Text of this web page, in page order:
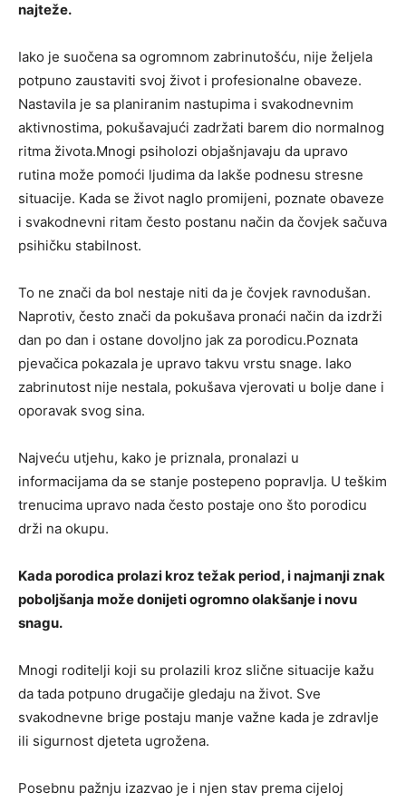
najteže.
Iako je suočena sa ogromnom zabrinutošću, nije željela
potpuno zaustaviti svoj život i profesionalne obaveze.
Nastavila je sa planiranim nastupima i svakodnevnim
aktivnostima, pokušavajući zadržati barem dio normalnog
ritma života.Mnogi psiholozi objašnjavaju da upravo
rutina može pomoći ljudima da lakše podnesu stresne
situacije. Kada se život naglo promijeni, poznate obaveze
i svakodnevni ritam često postanu način da čovjek sačuva
psihičku stabilnost.
To ne znači da bol nestaje niti da je čovjek ravnodušan.
Naprotiv, često znači da pokušava pronaći način da izdrži
dan po dan i ostane dovoljno jak za porodicu.Poznata
pjevačica pokazala je upravo takvu vrstu snage. Iako
zabrinutost nije nestala, pokušava vjerovati u bolje dane i
oporavak svog sina.
Najveću utjehu, kako je priznala, pronalazi u
informacijama da se stanje postepeno popravlja. U teškim
trenucima upravo nada često postaje ono što porodicu
drži na okupu.
Kada porodica prolazi kroz težak period, i najmanji znak
poboljšanja može donijeti ogromno olakšanje i novu
snagu.
Mnogi roditelji koji su prolazili kroz slične situacije kažu
da tada potpuno drugačije gledaju na život. Sve
svakodnevne brige postaju manje važne kada je zdravlje
ili sigurnost djeteta ugrožena.
Posebnu pažnju izazvao je i njen stav prema cijeloj